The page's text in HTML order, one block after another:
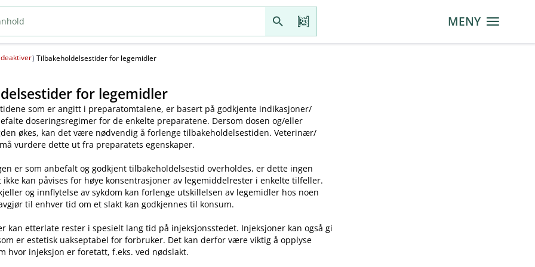
MENY
deaktiver) Tilbakeholdelsestider for legemidler
for legemidler
som er angitt i preparatomtalene, er basert på godkjente indikasjoner​/​
doseringsregimer for de enkelte preparatene. Dersom dosen og​/​eller
økes, kan det være nødvendig å forlenge tilbakeholdelsestiden. Veterinær​/​
vurdere dette ut fra preparatets egenskaper.
er som anbefalt og godkjent tilbakeholdelsestid overholdes, er dette ingen
kan påvises for høye konsentrasjoner av legemiddelrester i enkelte tilfeller.
og innflytelse av sykdom kan forlenge utskillelsen av legemidler hos noen
til enhver tid om et slakt kan godkjennes til konsum.
kan etterlate rester i spesielt lang tid på injeksjonsstedet. Injeksjoner kan også gi
er estetisk uakseptabel for forbruker. Det kan derfor være viktig å opplyse
hvor injeksjon er foretatt, f.eks. ved nødslakt.